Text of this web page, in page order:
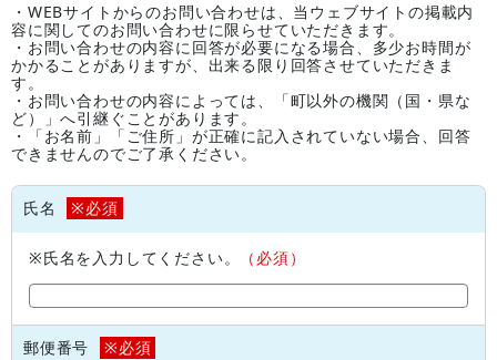
・WEBサイトからのお問い合わせは、当ウェブサイトの掲載内
容に関してのお問い合わせに限らせていただきます。
・お問い合わせの内容に回答が必要になる場合、多少お時間が
かかることがありますが、出来る限り回答させていただきま
す。
・お問い合わせの内容によっては、「町以外の機関（国・県な
ど）」へ引継ぐことがあります。
・「お名前」「ご住所」が正確に記入されていない場合、回答
できませんのでご了承ください。
氏名 ※必須
※氏名を入力してください。 （必須）
郵便番号 ※必須